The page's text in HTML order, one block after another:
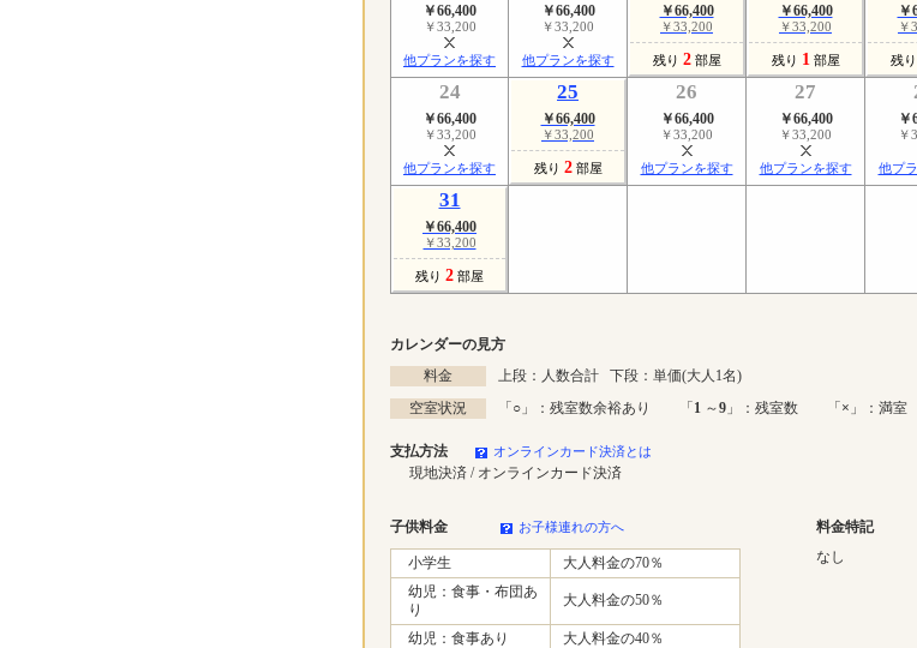
￥66,400
￥33,200
他プランを探す
￥66,400
￥33,200
他プランを探す
￥66,400
￥33,200
残り 2 部屋
￥66,400
￥33,200
残り 1 部屋
￥
￥
残り
24
￥66,400
￥33,200
他プランを探す
25
￥66,400
￥33,200
残り 2 部屋
26
￥66,400
￥33,200
他プランを探す
27
￥66,400
￥33,200
他プランを探す
￥
￥
他プ
31
￥66,400
￥33,200
残り 2 部屋
カレンダーの見方
料金
上段：人数合計 下段：単価(大人1名)
空室状況
「○ 」：残室数余裕あり 「1 ～9 」：残室数 「× 」：満
支払方法 オンラインカード決済とは
現地決済 / オンラインカード決済
子供料金 お子様連れの方へ 料金特記
小学生
大人料金の70％
幼児：食事・布団あ
り
大人料金の50％
幼児：食事あり
大人料金の40％
なし